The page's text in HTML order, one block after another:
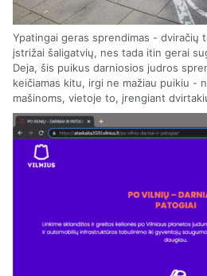
Ypatingai geras sprendimas - dviračių
įstrižai šaligatvių, nes tada itin gerai
Deja, šis puikus darniosios judros
keičiamas kitu, irgi ne mažiau puikiu -
mašinoms, vietoje to, įrengiant